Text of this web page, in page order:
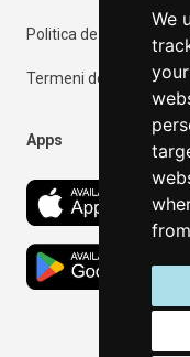
We
Politica de
Termeni de utilizare
Apps